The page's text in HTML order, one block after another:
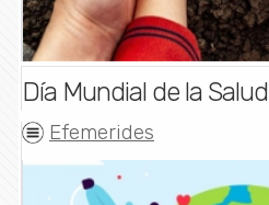
Día Mundial de la Salud
Efemerides